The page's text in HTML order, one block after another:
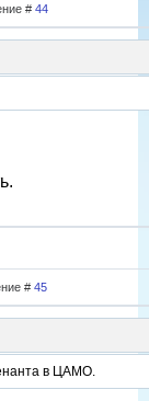
# 44
# 45
в ЦАМО.